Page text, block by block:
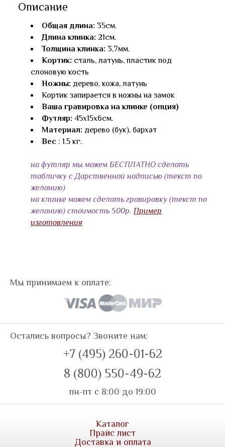
Описание
Общая длина: 35см.
Длина клинка: 21см.
Толщина клинка: 3,7мм.
Кортик: сталь, латунь, пластик под
слоновую кость
Ножны: дерево, кожа, латунь
Кортик запирается в ножны на замок
Ваша гравировка на клинке (опция)
Футляр: 45x15x6см.
Материал: дерево (бук), бархат
Вес : 1.5 кг.
на футляр мы можем БЕСПЛАТНО сделать
табличку с Дарственной надписью (текст по
желанию)
на клинке можем сделать гравировку (текст по
желанию) стоимость 500р. Пример
изготовления
Мы принимаем к оплате:
Остались вопросы? Звоните нам:
+7 (495) 260-01-62
8 (800) 550-49-62
пн-пт с 8:00 до 19:00
Каталог
Прайс лист
Доставка и оплата